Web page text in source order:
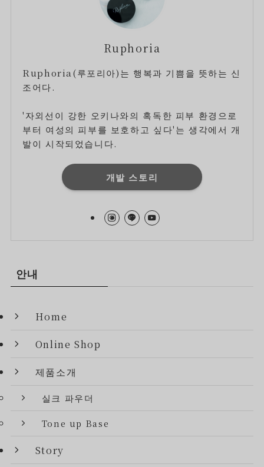
Ruphoria
Ruphoria(루포리아)는 행복과 기쁨을 뜻하는 신
조어다.
'자외선이 강한 오키나와의 혹독한 피부 환경으로
부터 여성의 피부를 보호하고 싶다'는 생각에서 개
발이 시작되었습니다.
개발 스토리
안내
Home
Online Shop
제품소개
실크 파우더
Tone up Base
Story